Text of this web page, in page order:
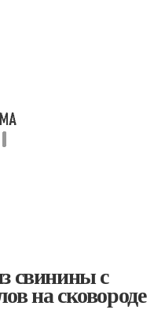
свинины с
на сковороде